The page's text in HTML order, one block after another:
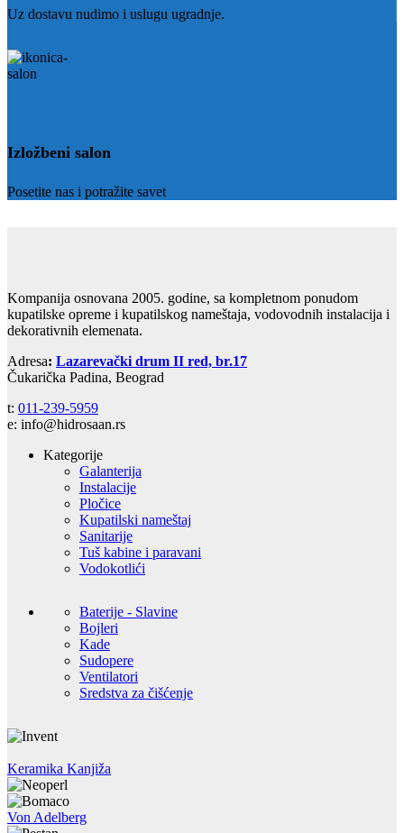
Uz dostavu nudimo i uslugu ugradnje.
Izložbeni salon
Posetite nas i potražite savet
Kompanija osnovana 2005. godine, sa kompletnom ponudom
kupatilske opreme i kupatilskog nameštaja, vodovodnih instalacija i
dekorativnih elemenata.
Adresa: Lazarevački drum II red, br.17
Čukarička Padina, Beograd
t: 011-239-5959
e: info@hidrosaan.rs
Kategorije
Galanterija
Instalacije
Pločice
Kupatilski nameštaj
Sanitarije
Tuš kabine i paravani
Vodokotlići
Baterije - Slavine
Bojleri
Kade
Sudopere
Ventilatori
Sredstva za čišćenje
Keramika Kanjiža
Von Adelberg